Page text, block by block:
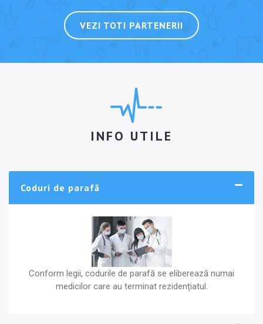
VEZI TOTI PARTENERII
INFO UTILE
Coduri de parafă
Conform legii, codurile de parafă se eliberează numai
medicilor care au terminat rezidențiatul.